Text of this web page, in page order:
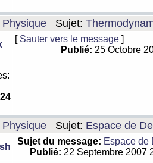
Physique Sujet:
[ Sauter vers le message ]
Publié: 25 Octobre
Physique Sujet: Espace de
Sujet du message: Espace de
Publié: 22 Septembre 2007